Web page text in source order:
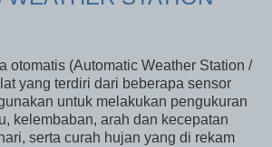
otomatis (Automatic Weather Station /
yang terdiri dari beberapa sensor
untuk melakukan pengukuran
kelembaban, arah dan kecepatan
serta curah hujan yang di rekam